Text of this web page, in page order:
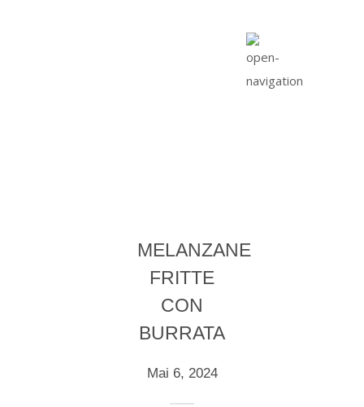
MELANZANE
FRITTE
CON
BURRATA
Mai 6, 2024